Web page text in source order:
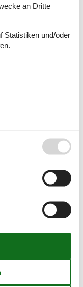
ist das für Familien
Skanderborg
der Luftwaffe
ENIGMA-
Runen im 10.
Badestege und
die Blaue
see
Sie mieten möchten,
Alle
dass keines
das Ferienhaus, das
an Dritte
Statistiken und/oder